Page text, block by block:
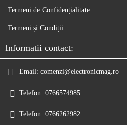
Termeni de Confidențialitate
Termeni și Condiții
Informatii contact:
Email: comenzi@electronicmag.ro
Telefon: 0766574985
Telefon: 0766262982